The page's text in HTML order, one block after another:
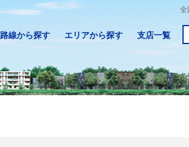
全
路線から探す エリアから探す 支店一覧